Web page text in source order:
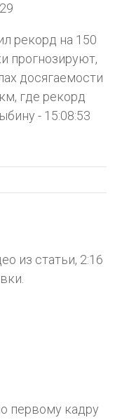
рекорд на 150
прогнозируют,
досягаемости
где рекорд
- 15:08:53
из статьи, 2:16
первому кадру